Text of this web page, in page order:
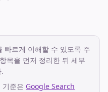
빠르게 이해할 수 있도록 주
목을 먼저 정리한 뒤 세부
기준은 Google Search